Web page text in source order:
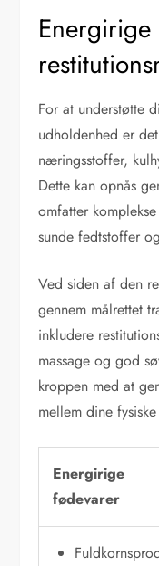
For at understøtte
udholdenhed er
næringsstoffer,
Dette kan opnås
omfatter
sunde fedtstoffer
Ved siden af den
gennem målrettet
inkludere
massage og god
kroppen med at
mellem dine
Energirige
fødevarer